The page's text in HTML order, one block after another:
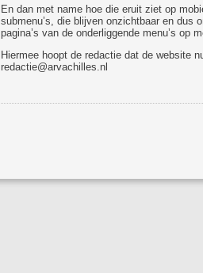
En dan met name hoe die eruit ziet op
submenu’s, die blijven onzichtbaar en dus
pagina’s van de onderliggende menu’s op
Hiermee hoopt de redactie dat de website
redactie@arvachilles.nl